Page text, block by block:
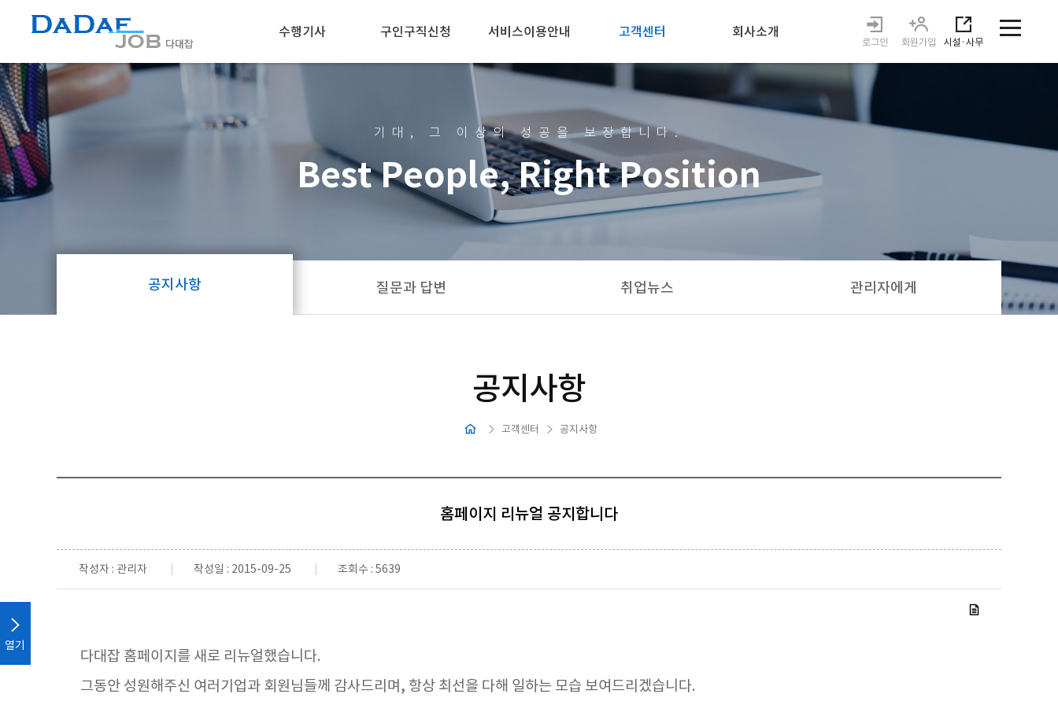
수행기사 구인구직신청 서비스이용안내
개인회원
기업회원
고객센터
질문과 답변
취업뉴스
관리자에게
회사소개
인사말
운영시스템
오시는길
로그인 회원가입 시설·사무
열기
기대, 그 이상의 성공을 보장합니다.
Best People, Right Position
공지사항 질문과 답변 취업뉴스 관리자에게
공지사항
고객센터 공지사항
홈페이지 리뉴얼 공지합니다
작성자 : 관리자 작성일 : 2015-09-25 조회수 : 5639
다대잡 홈페이지를 새로 리뉴얼했습니다.
그동안 성원해주신 여러기업과 회원님들께 감사드리며, 항상 최선을 다해 일하는 모습 보여드리겠습니다.